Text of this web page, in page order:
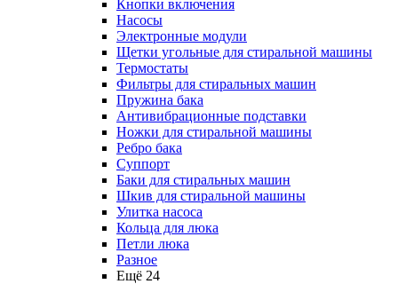
Кнопки включения
Насосы
Электронные модули
Щетки угольные для стиральной машины
Термостаты
Фильтры для стиральных машин
Пружина бака
Антивибрационные подставки
Ножки для стиральной машины
Ребро бака
Суппорт
Баки для стиральных машин
Шкив для стиральной машины
Улитка насоса
Кольца для люка
Петли люка
Разное
Ещё 24